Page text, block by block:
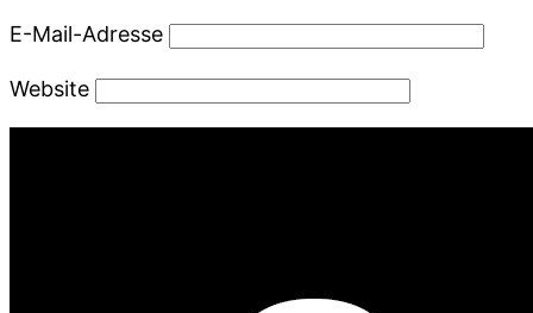
E-Mail-Adresse
Website